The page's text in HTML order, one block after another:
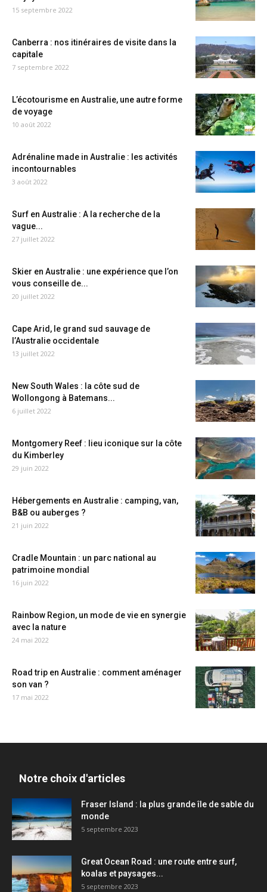
15 septembre 2022
Canberra : nos itinéraires de visite dans la
capitale
7 septembre 2022
L’écotourisme en Australie, une autre forme
de voyage
10 août 2022
Adrénaline made in Australie : les activités
incontournables
3 août 2022
Surf en Australie : A la recherche de la
vague...
27 juillet 2022
Skier en Australie : une expérience que l’on
vous conseille de...
20 juillet 2022
Cape Arid, le grand sud sauvage de
l’Australie occidentale
13 juillet 2022
New South Wales : la côte sud de
Wollongong à Batemans...
6 juillet 2022
Montgomery Reef : lieu iconique sur la côte
du Kimberley
29 juin 2022
Hébergements en Australie : camping, van,
B&B ou auberges ?
21 juin 2022
Cradle Mountain : un parc national au
patrimoine mondial
16 juin 2022
Rainbow Region, un mode de vie en synergie
avec la nature
24 mai 2022
Road trip en Australie : comment aménager
son van ?
17 mai 2022
Notre choix d'articles
Fraser Island : la plus grande île de sable du
monde
5 septembre 2023
Great Ocean Road : une route entre surf,
koalas et paysages...
5 septembre 2023